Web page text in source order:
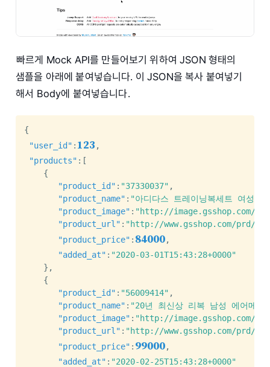
빠르게 Mock API를 만들어보기 위하여 JSON 형태의
샘플을 아래에 붙여넣습니다. 이 JSON을 복사 붙여넣기
해서 Body에 붙여넣습니다.
{
"user_id" : 123 ,
"products" : [
{
"product_id" : "37330037" ,
"product_name" : "아디다스 트레이닝복세트 여성
"product_image" : "http://image.gsshop.com/
"product_url" : "http://www.gsshop.com/prd/
"product_price" : 84000,
"added_at" : "2020-03-01T15:43:28+0000"
} ,
{
"product_id" : "56009414" ,
"product_name" : "20년 최신상 리복 남성 에어메쉬
"product_image" : "http://image.gsshop.com/
"product_url" : "http://www.gsshop.com/prd/
"product_price" : 99000,
"added_at" : "2020-02-25T15:43:28+0000"